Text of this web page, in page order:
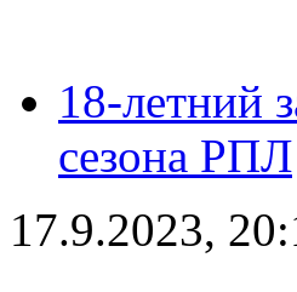
18-летний
сезона РПЛ
17.9.2023,